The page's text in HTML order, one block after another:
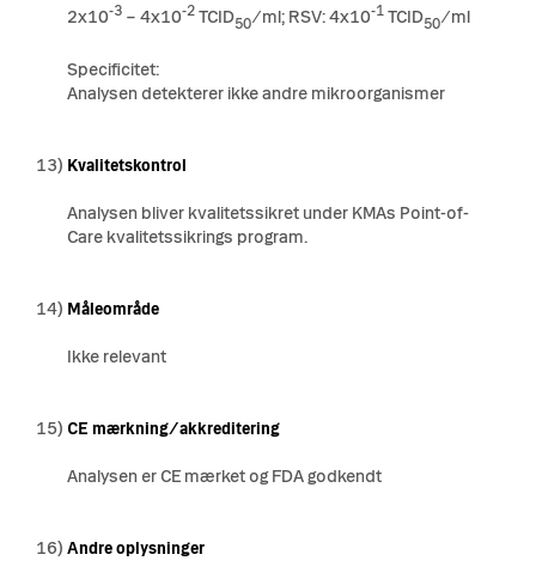
2x10-3 – 4x10-2 TCID50/ml; RSV: 4x10-1 TCID50/ml
Specificitet:
Analysen detekterer ikke andre mikroorganismer
13) Kvalitetskontrol
Analysen bliver kvalitetssikret under KMAs Point-of-
Care kvalitetssikrings program.
14) Måleområde
Ikke relevant
15) CE mærkning/akkreditering
Analysen er CE mærket og FDA godkendt
16) Andre oplysninger